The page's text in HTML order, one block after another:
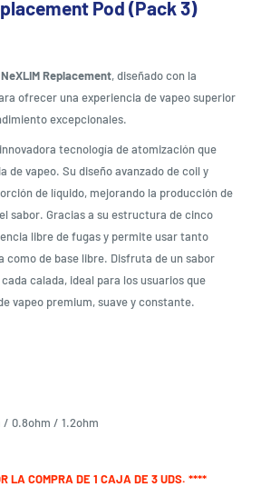
Pod (Pack 3)
NeXLIM Replacement, diseñado con la
ofrecer una experiencia de vapeo superior
excepcionales.
tecnología de atomización que
de vapeo. Su diseño avanzado de coil y
de líquido, mejorando la producción de
sabor. Gracias a su estructura de cinco
libre de fugas y permite usar tanto
como de base libre. Disfruta de un sabor
calada, ideal para los usuarios que
vapeo premium, suave y constante.
/ 0.8ohm / 1.2ohm
LA COMPRA DE 1 CAJA DE 3 UDS. ****